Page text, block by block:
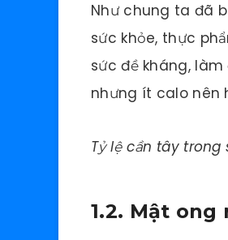
Như chung ta đã
sức khỏe, thực
sức đề kháng,
nhưng ít calo nên
Tỷ lệ cần tây trong
1.2. Mật ong